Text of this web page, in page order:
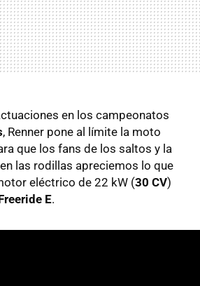
en los campeonatos
, Renner pone al límite la moto
que los fans de los saltos y la
las rodillas apreciemos lo que
eléctrico de 22 kW (30 CV)
E.